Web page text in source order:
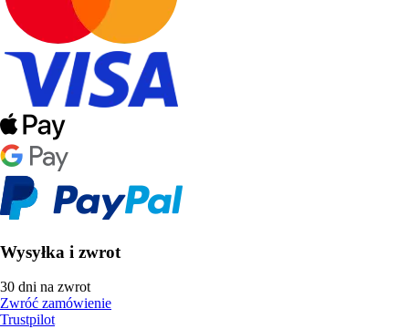
Wysyłka i zwrot
30 dni na zwrot
Zwróć zamówienie
Trustpilot